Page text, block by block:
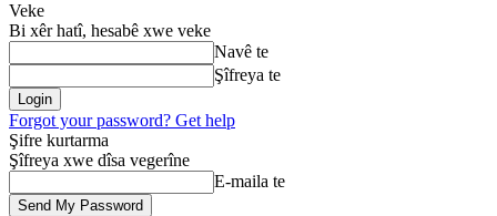
Veke
Bi xêr hatî, hesabê xwe veke
Navê te
Şîfreya te
Forgot your password? Get help
Şifre kurtarma
Şîfreya xwe dîsa vegerîne
E-maila te